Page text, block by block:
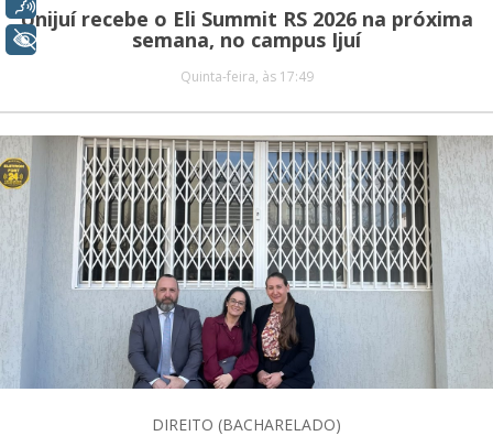
Unijuí recebe o Eli Summit RS 2026 na próxima
semana, no campus Ijuí
Quinta-feira, às 17:49
DIREITO (BACHARELADO)
+ Acessibilidade